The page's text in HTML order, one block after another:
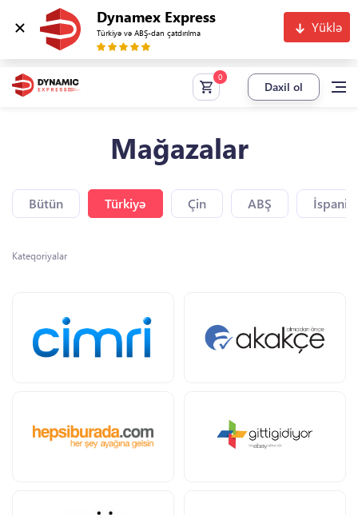
Dynamex Express
Türkiyə və ABŞ-dan çatdırılma Yüklə
Daxil ol
Mağazalar
Bütün Türkiyə Çin ABŞ
Kateqoriyalar